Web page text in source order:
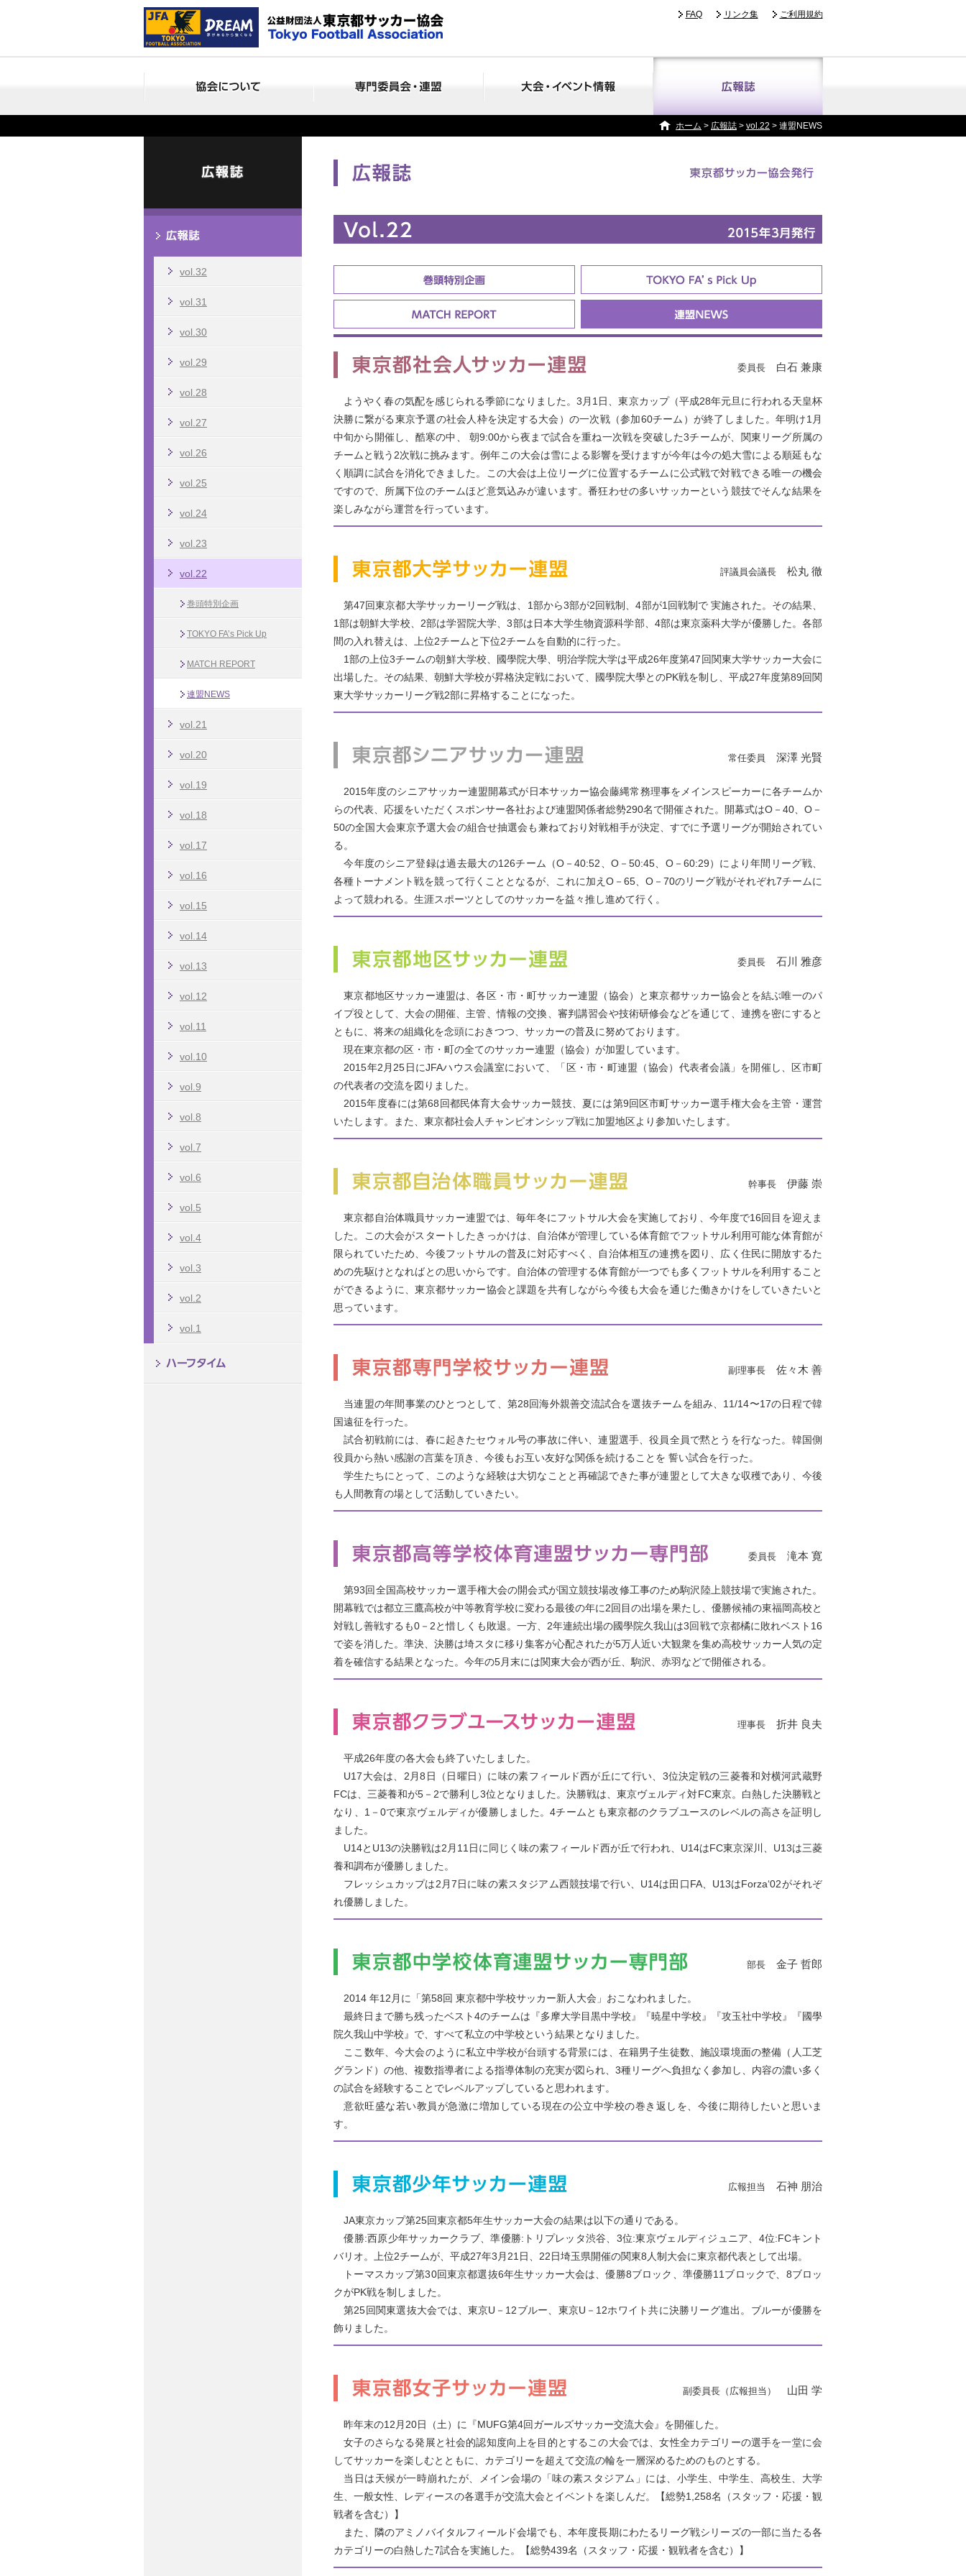
FAQ リンク集 ご利用規約
ホーム > 広報誌 > vol.22 > 連盟NEWS
委員長 白石 兼康
ようやく春の気配を感じられる季節になりました。3月1日、東京カップ（平成28年元旦に行われる天皇杯
決勝に繋がる東京予選の社会人枠を決定する大会）の一次戦（参加60チーム）が終了しました。年明け1月
中旬から開催し、酷寒の中、 朝9:00から夜まで試合を重ね一次戦を突破した3チームが、関東リーグ所属の
チームと戦う2次戦に挑みます。例年この大会は雪による影響を受けますが今年は今の処大雪による順延もな
く順調に試合を消化できました。この大会は上位リーグに位置するチームに公式戦で対戦できる唯一の機会
ですので、所属下位のチームほど意気込みが違います。番狂わせの多いサッカーという競技でそんな結果を
楽しみながら運営を行っています。
評議員会議長 松丸 徹
第47回東京都大学サッカーリーグ戦は、1部から3部が2回戦制、4部が1回戦制で 実施された。その結果、
1部は朝鮮大学校、2部は学習院大学、3部は日本大学生物資源科学部、4部は東京薬科大学が優勝した。各部
間の入れ替えは、上位2チームと下位2チームを自動的に行った。
1部の上位3チームの朝鮮大学校、國學院大學、明治学院大学は平成26年度第47回関東大学サッカー大会に
出場した。その結果、朝鮮大学校が昇格決定戦において、國學院大學とのPK戦を制し、平成27年度第89回関
東大学サッカーリーグ戦2部に昇格することになった。
常任委員 深澤 光賢
2015年度のシニアサッカー連盟開幕式が日本サッカー協会藤縄常務理事をメインスピーカーに各チームか
らの代表、応援をいただくスポンサー各社および連盟関係者総勢290名で開催された。開幕式はO－40、O－
50の全国大会東京予選大会の組合せ抽選会も兼ねており対戦相手が決定、すでに予選リーグが開始されてい
る。
今年度のシニア登録は過去最大の126チーム（O－40:52、O－50:45、O－60:29）により年間リーグ戦、
各種トーナメント戦を競って行くこととなるが、これに加えO－65、O－70のリーグ戦がそれぞれ7チームに
よって競われる。生涯スポーツとしてのサッカーを益々推し進めて行く。
委員長 石川 雅彦
東京都地区サッカー連盟は、各区・市・町サッカー連盟（協会）と東京都サッカー協会とを結ぶ唯一のパ
イプ役として、大会の開催、主管、情報の交換、審判講習会や技術研修会などを通じて、連携を密にすると
ともに、将来の組織化を念頭におきつつ、サッカーの普及に努めております。
現在東京都の区・市・町の全てのサッカー連盟（協会）が加盟しています。
2015年2月25日にJFAハウス会議室において、「区・市・町連盟（協会）代表者会議」を開催し、区市町
の代表者の交流を図りました。
2015年度春には第68回都民体育大会サッカー競技、夏には第9回区市町サッカー選手権大会を主管・運営
いたします。また、東京都社会人チャンピオンシップ戦に加盟地区より参加いたします。
幹事長 伊藤 崇
東京都自治体職員サッカー連盟では、毎年冬にフットサル大会を実施しており、今年度で16回目を迎えま
した。この大会がスタートしたきっかけは、自治体が管理している体育館でフットサル利用可能な体育館が
限られていたため、今後フットサルの普及に対応すべく、自治体相互の連携を図り、広く住民に開放するた
めの先駆けとなればとの思いからです。自治体の管理する体育館が一つでも多くフットサルを利用すること
ができるように、東京都サッカー協会と課題を共有しながら今後も大会を通じた働きかけをしていきたいと
思っています。
副理事長 佐々木 善
当連盟の年間事業のひとつとして、第28回海外親善交流試合を選抜チームを組み、11/14〜17の日程で韓
国遠征を行った。
試合初戦前には、春に起きたセウォル号の事故に伴い、連盟選手、役員全員で黙とうを行なった。韓国側
役員から熱い感謝の言葉を頂き、今後もお互い友好な関係を続けることを 誓い試合を行った。
学生たちにとって、このような経験は大切なことと再確認できた事が連盟として大きな収穫であり、今後
も人間教育の場として活動していきたい。
委員長 滝本 寛
第93回全国高校サッカー選手権大会の開会式が国立競技場改修工事のため駒沢陸上競技場で実施された。
開幕戦では都立三鷹高校が中等教育学校に変わる最後の年に2回目の出場を果たし、優勝候補の東福岡高校と
対戦し善戦するも0－2と惜しくも敗退。一方、2年連続出場の國學院久我山は3回戦で京都橘に敗れベスト16
で姿を消した。準決、決勝は埼スタに移り集客が心配されたが5万人近い大観衆を集め高校サッカー人気の定
着を確信する結果となった。今年の5月末には関東大会が西が丘、駒沢、赤羽などで開催される。
理事長 折井 良夫
平成26年度の各大会も終了いたしました。
U17大会は、2月8日（日曜日）に味の素フィールド西が丘にて行い、3位決定戦の三菱養和対横河武蔵野
FCは、三菱養和が5－2で勝利し3位となりました。決勝戦は、東京ヴェルディ対FC東京。白熱した決勝戦と
なり、1－0で東京ヴェルディが優勝しました。4チームとも東京都のクラブユースのレベルの高さを証明し
ました。
U14とU13の決勝戦は2月11日に同じく味の素フィールド西が丘で行われ、U14はFC東京深川、U13は三菱
養和調布が優勝しました。
フレッシュカップは2月7日に味の素スタジアム西競技場で行い、U14は田口FA、U13はForza‘02がそれぞ
れ優勝しました。
部長 金子 哲郎
2014 年12月に「第58回 東京都中学校サッカー新人大会」おこなわれました。
最終日まで勝ち残ったベスト4のチームは『多摩大学目黒中学校』『暁星中学校』『攻玉社中学校』『國學
院久我山中学校』で、すべて私立の中学校という結果となりました。
ここ数年、今大会のように私立中学校が台頭する背景には、在籍男子生徒数、施設環境面の整備（人工芝
グランド）の他、複数指導者による指導体制の充実が図られ、3種リーグへ負担なく参加し、内容の濃い多く
の試合を経験することでレベルアップしていると思われます。
意欲旺盛な若い教員が急激に増加している現在の公立中学校の巻き返しを、今後に期待したいと思いま
す。
広報担当 石神 朋治
JA東京カップ第25回東京都5年生サッカー大会の結果は以下の通りである。
優勝:西原少年サッカークラブ、準優勝:トリプレッタ渋谷、3位:東京ヴェルディジュニア、4位:FCキント
バリオ。上位2チームが、平成27年3月21日、22日埼玉県開催の関東8人制大会に東京都代表として出場。
トーマスカップ第30回東京都選抜6年生サッカー大会は、優勝8ブロック、準優勝11ブロックで、8ブロッ
クがPK戦を制しました。
第25回関東選抜大会では、東京U－12ブルー、東京U－12ホワイト共に決勝リーグ進出。ブルーが優勝を
飾りました。
副委員長（広報担当） 山田 学
昨年末の12月20日（土）に『MUFG第4回ガールズサッカー交流大会』を開催した。
女子のさらなる発展と社会的認知度向上を目的とするこの大会では、女性全カテゴリーの選手を一堂に会
してサッカーを楽しむとともに、カテゴリーを超えて交流の輪を一層深めるためのものとする。
当日は天候が一時崩れたが、メイン会場の「味の素スタジアム」には、小学生、中学生、高校生、大学
生、一般女性、レディースの各選手が交流大会とイベントを楽しんだ。【総勢1,258名（スタッフ・応援・観
戦者を含む）】
また、隣のアミノバイタルフィールド会場でも、本年度長期にわたるリーグ戦シリーズの一部に当たる各
カテゴリーの白熱した7試合を実施した。【総勢439名（スタッフ・応援・観戦者を含む）】
vol.32
vol.31
vol.30
vol.29
vol.28
vol.27
vol.26
vol.25
vol.24
vol.23
vol.22
巻頭特別企画
TOKYO FA’s Pick Up
MATCH REPORT
連盟NEWS
vol.21
vol.20
vol.19
vol.18
vol.17
vol.16
vol.15
vol.14
vol.13
vol.12
vol.11
vol.10
vol.9
vol.8
vol.7
vol.6
vol.5
vol.4
vol.3
vol.2
vol.1